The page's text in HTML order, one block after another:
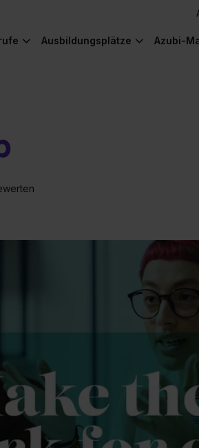
Ausbildungsplätze Azubi-